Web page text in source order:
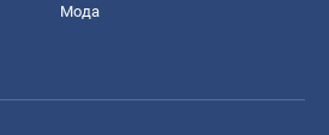
Мода